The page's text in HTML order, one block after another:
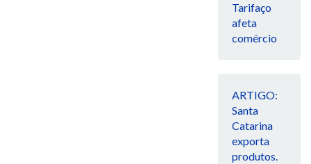
Tarifaço
afeta
comércio
ARTIGO:
Santa
Catarina
exporta
produtos.